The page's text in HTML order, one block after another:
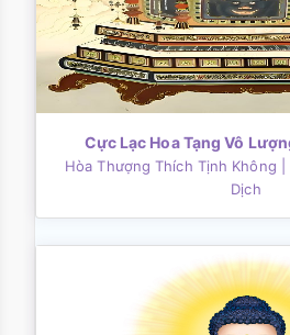
Cực Lạc Hoa Tạng Vô
Hòa Thượng Thích Tịnh Không
Dịch